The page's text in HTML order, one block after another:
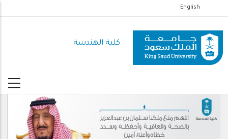
إلى
المحتوى
الرئيسي
English
كلية الهندسة